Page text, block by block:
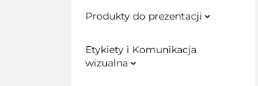
Produkty do prezentacji
Etykiety i Komunikacja
wizualna